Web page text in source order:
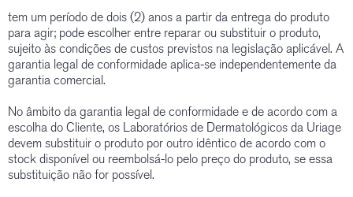
tem um período de dois (2) anos a partir da entrega do produto
para agir; pode escolher entre reparar ou substituir o produto,
sujeito às condições de custos previstos na legislação aplicável. A
garantia legal de conformidade aplica-se independentemente da
garantia comercial.
No âmbito da garantia legal de conformidade e de acordo com a
escolha do Cliente, os Laboratórios de Dermatológicos da Uriage
devem substituir o produto por outro idêntico de acordo com o
stock disponível ou reembolsá-lo pelo preço do produto, se essa
substituição não for possível.